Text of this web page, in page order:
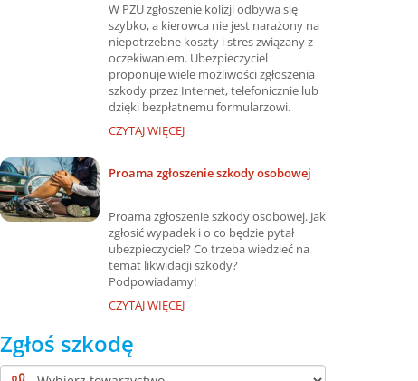
W PZU zgłoszenie kolizji odbywa się
szybko, a kierowca nie jest narażony na
niepotrzebne koszty i stres związany z
oczekiwaniem. Ubezpieczyciel
proponuje wiele możliwości zgłoszenia
szkody przez Internet, telefonicznie lub
dzięki bezpłatnemu formularzowi.
CZYTAJ WIĘCEJ
Proama zgłoszenie szkody osobowej
Proama zgłoszenie szkody osobowej. Jak
zgłosić wypadek i o co będzie pytał
ubezpieczyciel? Co trzeba wiedzieć na
temat likwidacji szkody?
Podpowiadamy!
CZYTAJ WIĘCEJ
Zgłoś szkodę